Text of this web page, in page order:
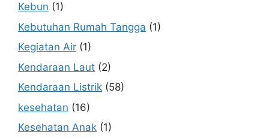
Kebun (1)
Kebutuhan Rumah Tangga (1)
Kegiatan Air (1)
Kendaraan Laut (2)
Kendaraan Listrik (58)
kesehatan (16)
Kesehatan Anak (1)